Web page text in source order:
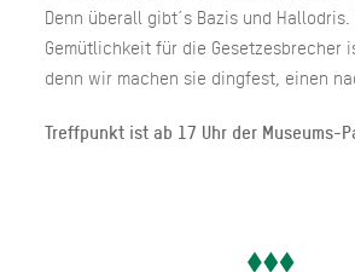
Denn überall gibt´s Bazis und
Gemütlichkeit für die Gesetzesbrecher
denn wir machen sie dingfest, einen
Treffpunkt ist ab 17 Uhr der Museums-